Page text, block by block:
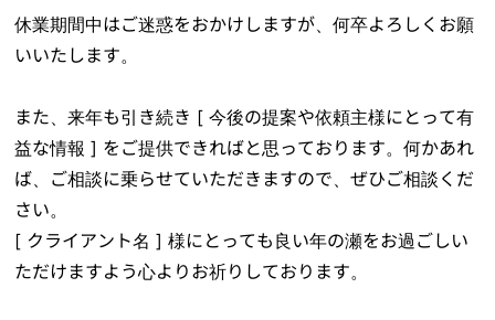
休業期間中はご迷惑をおかけしますが、何卒よろしくお願
いいたします。
また、来年も引き続き [ 今後の提案や依頼主様にとって有
益な情報 ] をご提供できればと思っております。何かあれ
ば、ご相談に乗らせていただきますので、ぜひご相談くだ
さい。
[ クライアント名 ] 様にとっても良い年の瀬をお過ごしい
ただけますよう心よりお祈りしております。